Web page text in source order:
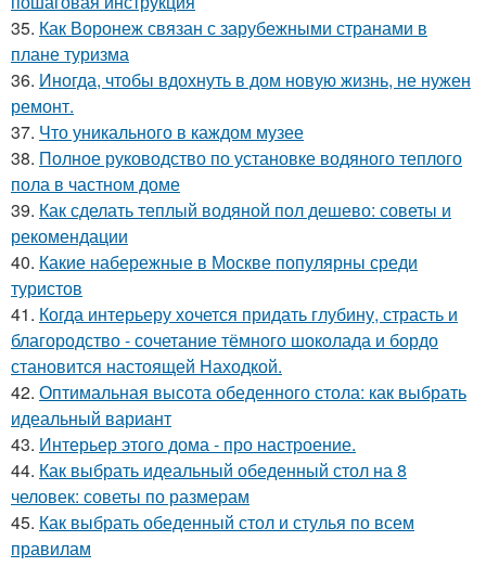
35. Как Воронеж связан с зарубежными странами в
плане туризма
36. Иногда, чтобы вдохнуть в дом новую жизнь, не нужен
ремонт.
37. Что уникального в каждом музее
38. Полное руководство по установке водяного теплого
пола в частном доме
39. Как сделать теплый водяной пол дешево: советы и
рекомендации
40. Какие набережные в Москве популярны среди
туристов
41. Когда интерьеру хочется придать глубину, страсть и
благородство - сочетание тёмного шоколада и бордо
становится настоящей Находкой.
42. Оптимальная высота обеденного стола: как выбрать
идеальный вариант
43. Интерьер этого дома - про настроение.
44. Как выбрать идеальный обеденный стол на 8
человек: советы по размерам
45. Как выбрать обеденный стол и стулья по всем
правилам